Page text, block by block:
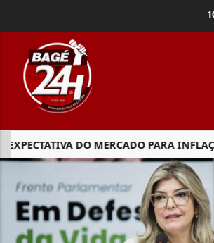
EXPECTATIVA DO MERCADO PARA